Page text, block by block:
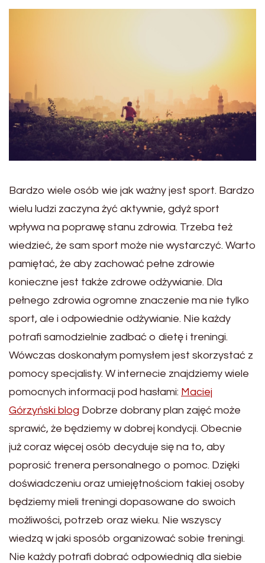
Bardzo wiele osób wie jak ważny jest sport. Bardzo
wielu ludzi zaczyna żyć aktywnie, gdyż sport
wpływa na poprawę stanu zdrowia. Trzeba też
wiedzieć, że sam sport może nie wystarczyć. Warto
pamiętać, że aby zachować pełne zdrowie
konieczne jest także zdrowe odżywianie. Dla
pełnego zdrowia ogromne znaczenie ma nie tylko
sport, ale i odpowiednie odżywianie. Nie każdy
potrafi samodzielnie zadbać o dietę i treningi.
Wówczas doskonałym pomysłem jest skorzystać z
pomocy specjalisty. W internecie znajdziemy wiele
pomocnych informacji pod hasłami: Maciej
Górzyński blog Dobrze dobrany plan zajęć może
sprawić, że będziemy w dobrej kondycji. Obecnie
już coraz więcej osób decyduje się na to, aby
poprosić trenera personalnego o pomoc. Dzięki
doświadczeniu oraz umiejętnościom takiej osoby
będziemy mieli treningi dopasowane do swoich
możliwości, potrzeb oraz wieku. Nie wszyscy
wiedzą w jaki sposób organizować sobie treningi.
Nie każdy potrafi dobrać odpowiednią dla siebie